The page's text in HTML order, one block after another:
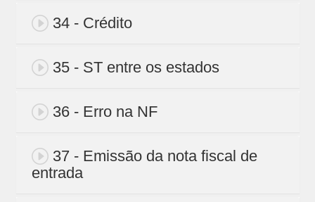
34 - Crédito
35 - ST entre os estados
36 - Erro na NF
37 - Emissão da nota fiscal de
entrada